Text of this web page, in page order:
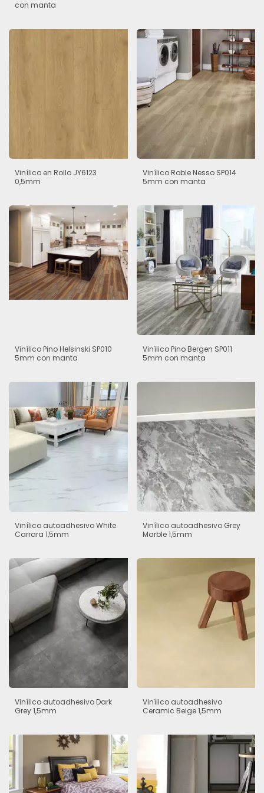
con manta
Vinílico en Rollo JY6123
0,5mm
Vinílico Roble Nesso SP014
5mm con manta
Vinílico Pino Helsinski SP010
5mm con manta
Vinílico Pino Bergen SP011
5mm con manta
Vinílico autoadhesivo White
Carrara 1,5mm
Vinílico autoadhesivo Grey
Marble 1,5mm
Vinílico autoadhesivo Dark
Grey 1,5mm
Vinílico autoadhesivo
Ceramic Beige 1,5mm